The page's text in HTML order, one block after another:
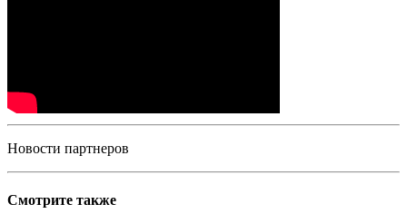
Новости партнеров
Смотрите также